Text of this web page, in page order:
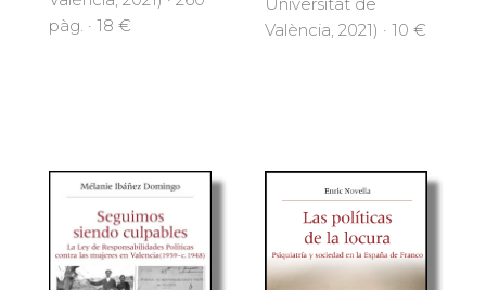
pàg. · 18 €
València, 2021) · 10 €